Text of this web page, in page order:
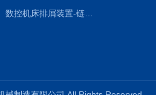
数控机床排屑装置-链板式排屑机